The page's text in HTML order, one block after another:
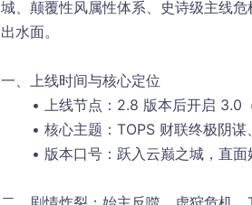
城、颠覆性风属性体系、史诗级主线
出水面。
一、上线时间与核心定位
上线节点 ： 2.8 版本后开启 3.0
核心主题 ：TOPS 财联终极阴
版本口号：跃入云巅之城，直